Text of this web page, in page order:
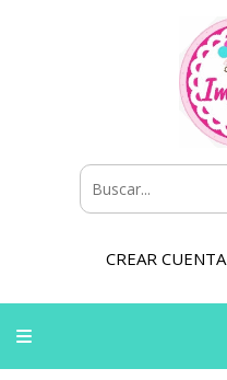
CREAR CUENTA